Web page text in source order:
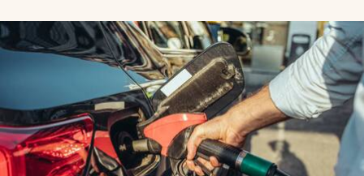
Mediakit
abre en nueva pestaña